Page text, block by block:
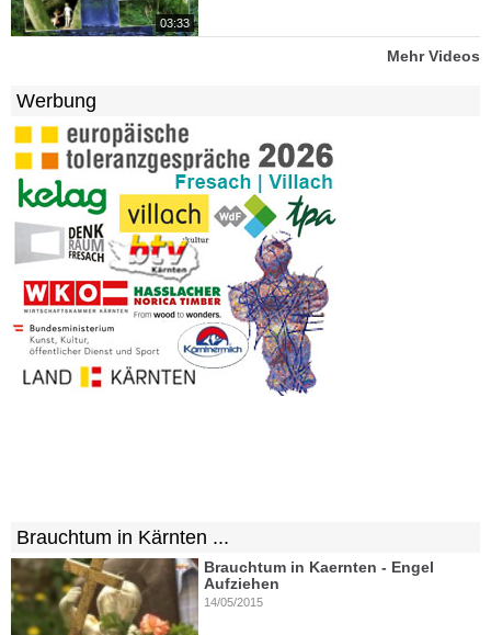
03:33
Mehr Videos
Werbung
Brauchtum in Kärnten ...
Brauchtum in Kaernten - Engel
Aufziehen
14/05/2015